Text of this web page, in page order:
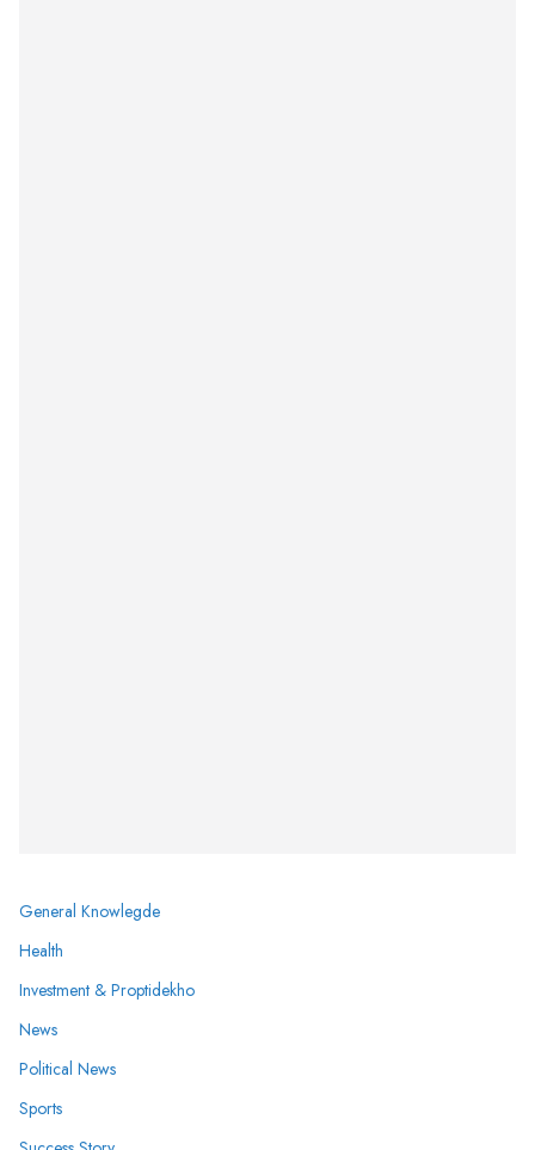
General Knowlegde
Health
Investment & Proptidekho
News
Political News
Sports